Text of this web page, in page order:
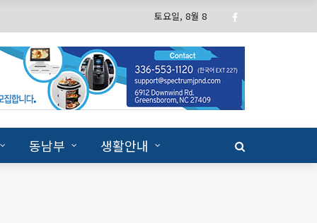
토요일, 8월 8
동남부 생활안내